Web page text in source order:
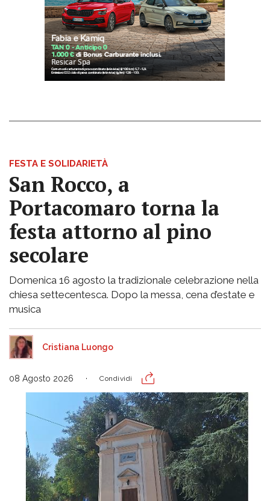
FESTA E SOLIDARIETÀ
San Rocco, a
Portacomaro torna la
festa attorno al pino
secolare
Domenica 16 agosto la tradizionale celebrazione nella
chiesa settecentesca. Dopo la messa, cena d’estate e
musica
Cristiana Luongo
08 Agosto 2026 Condividi